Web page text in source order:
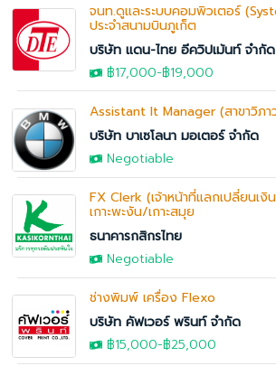
จนท.ดูและระบบคอมพิวเตอร์
ประจำสนามบินภูเก็ต
บริษัท แดน-ไทย อีควิปเม้นท์ จำกัด
฿17,000-฿19,000
Assistant It Manager (สาขาวิภา
บริษัท บาเซโลนา มอเตอร์ จำกัด
Negotiable
FX Clerk (เจ้าหน้าที่แลกเปลี่ยนเ
เกาะพะงัน/เกาะสมุย
ธนาคารกสิกรไทย
Negotiable
ช่างพิมพ์ เครื่อง Flexo
บริษัท คัฟเวอร์ พรินท์ จำกัด
฿15,000-฿25,000